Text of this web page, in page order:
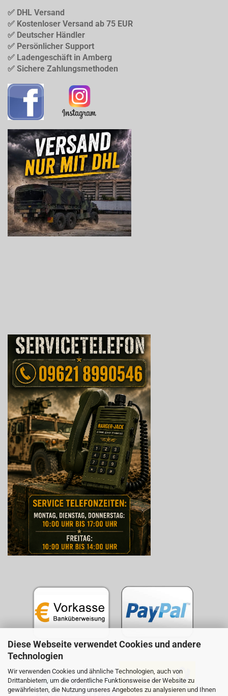
Diese Webseite verwendet Cookies und andere
Technologien
Wir verwenden Cookies und ähnliche Technologien, auch von
Drittanbietern, um die ordentliche Funktionsweise der Website zu
gewährleisten, die Nutzung unseres Angebotes zu analysieren und Ihnen
✅ DHL Versand
✅ Kostenloser Versand ab 75 EUR
✅ Deutscher Händler
✅ Persönlicher Support
✅ Ladengeschäft in Amberg
✅ Sichere Zahlungsmethoden